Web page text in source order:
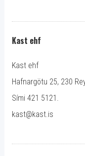
Kast ehf
Kast ehf
Hafnargötu 25, 230
Sími 421 5121.
kast@kast.is